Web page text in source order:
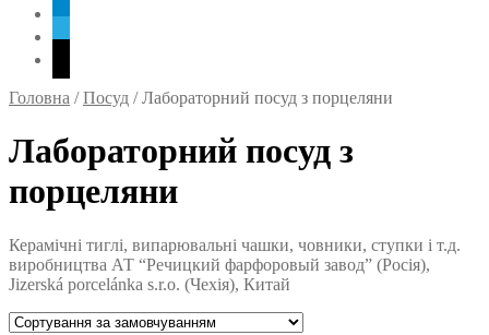
Головна /Посуд /Лабораторний посуд з порцеляни
Лабораторний посуд з
порцеляни
Керамічні тиглі, випарювальні чашки, човники, ступки і т.д.
виробництва АТ “Речицкий фарфоровый завод” (Росія),
Jizerská porcelánka s.r.o. (Чехія), Китай